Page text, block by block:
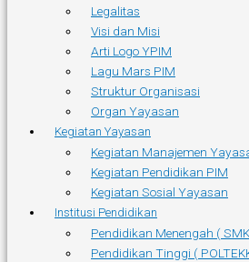
Legalitas
Visi dan Misi
Arti Logo YPIM
Lagu Mars PIM
Struktur Organisasi
Organ Yayasan
Kegiatan Yayasan
Kegiatan Manajemen
Kegiatan Pendidikan PIM
Kegiatan Sosial Yayasan
Institusi Pendidikan
Pendidikan Menengah (
Pendidikan Tinggi (